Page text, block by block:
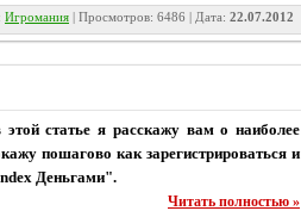
Игромания | Просмотров: 6486 | Дата: 22.07.2012
статье я расскажу вам о наиболее
пошагово как зарегистрироваться и
Деньгами".
Читать полностью »